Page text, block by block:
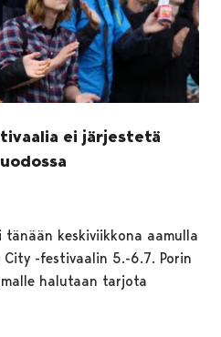
ei järjestetä
keskiviikkona aamulla
City -festivaalin 5.-6.7. Porin
halutaan tarjota